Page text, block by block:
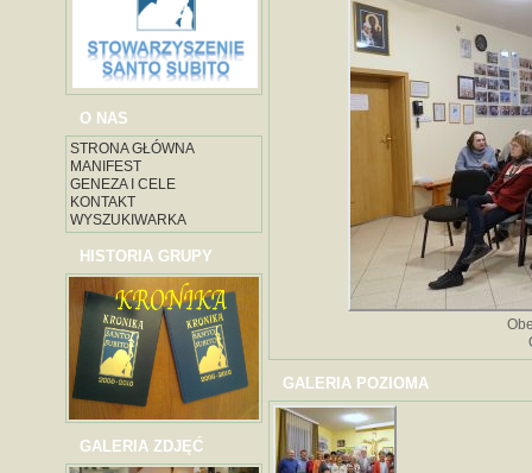
O NAS
STRONA GŁÓWNA
MANIFEST
GENEZA I CELE
KONTAKT
WYSZUKIWARKA
HISTORIA GRUPY
GALERIA ZDJĘĆ
GALERIA POZIOMA